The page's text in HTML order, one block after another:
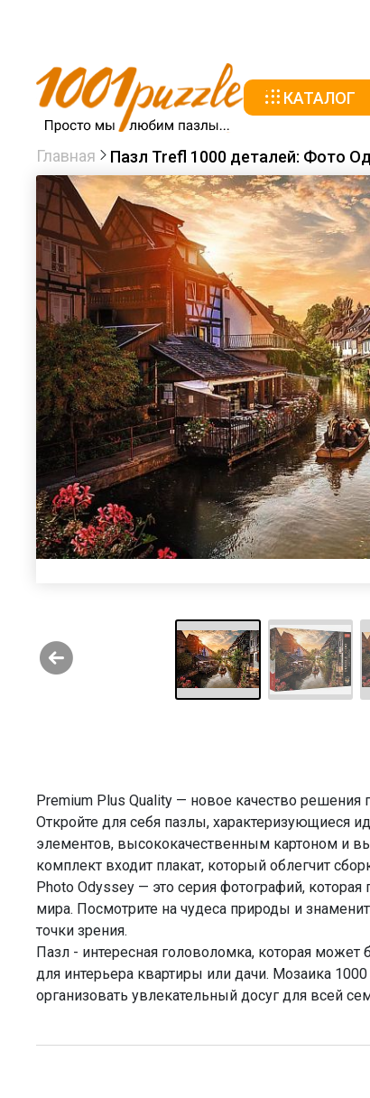
КАТАЛОГ
Главная Пазл Trefl 1000 деталей: Фото
Premium Plus Quality — новое качество решения
Откройте для себя пазлы, характеризующиеся
элементов, высококачественным картоном и
комплект входит плакат, который облегчит
Photo Odyssey — это серия фотографий,
мира. Посмотрите на чудеса природы и
точки зрения.
Пазл - интересная головоломка, которая
для интерьера квартиры или дачи. Мозаика
организовать увлекательный досуг для всей